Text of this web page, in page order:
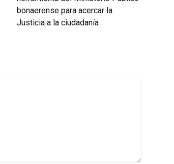
bonaerense para acercar la
Justicia a la ciudadanía